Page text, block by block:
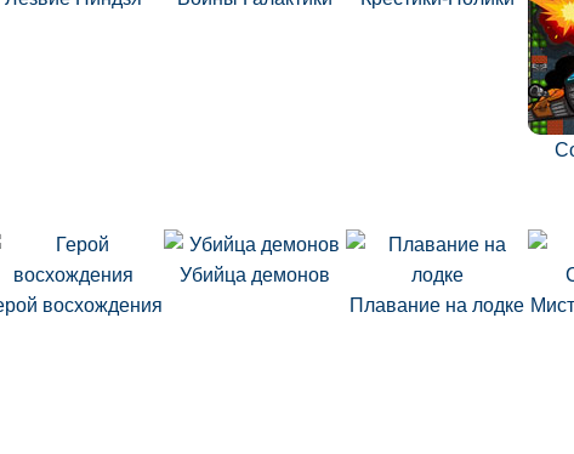
восхождения
Убийца демонов
Плавание на лодке